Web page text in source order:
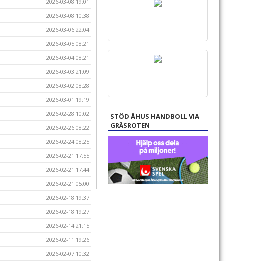
2026-03-08 19:01
2026-03-08 10:38
2026-03-06 22:04
2026-03-05 08:21
2026-03-04 08:21
2026-03-03 21:09
2026-03-02 08:28
2026-03-01 19:19
2026-02-28 10:02
2026-02-26 08:22
2026-02-24 08:25
2026-02-21 17:55
2026-02-21 17:44
2026-02-21 05:00
2026-02-18 19:37
2026-02-18 19:27
2026-02-14 21:15
2026-02-11 19:26
2026-02-07 10:32
STÖD ÅHUS HANDBOLL VIA
GRÄSROTEN